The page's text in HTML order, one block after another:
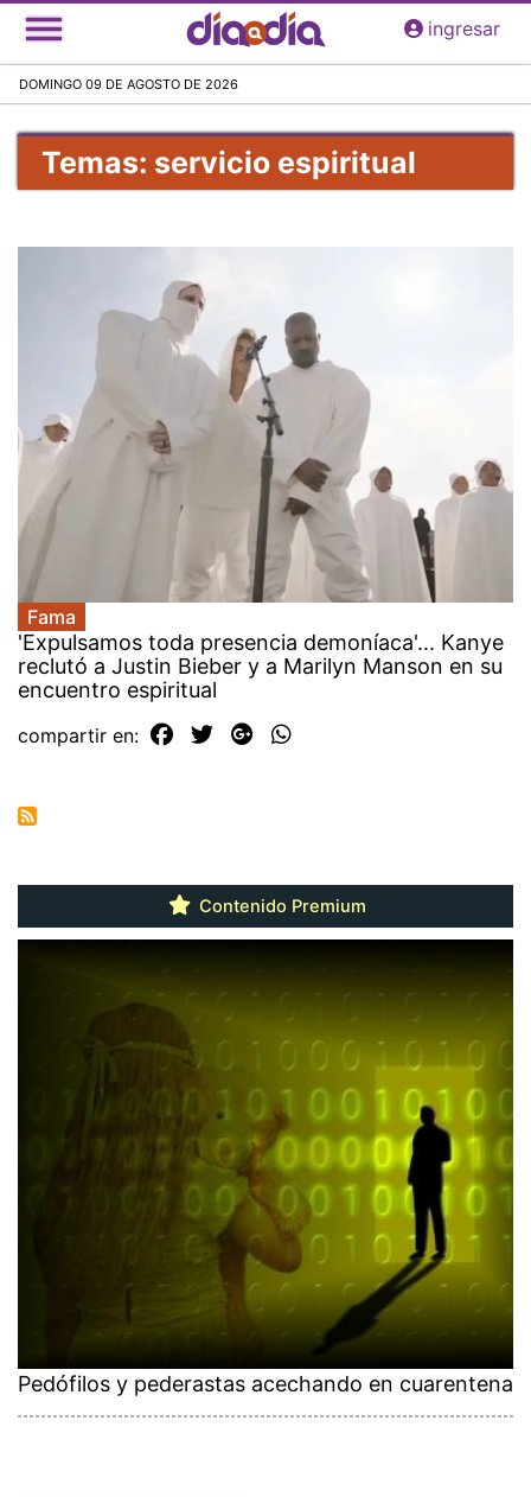
Pasar
al
principal
ingresar
DOMINGO 09 DE AGOSTO DE 2026
Temas: servicio espiritual
Fama
'Expulsamos toda presencia demoníaca'... Kanye
reclutó a Justin Bieber y a Marilyn Manson en su
encuentro espiritual
compartir en:
Contenido Premium
Pedófilos y pederastas acechando en cuarentena